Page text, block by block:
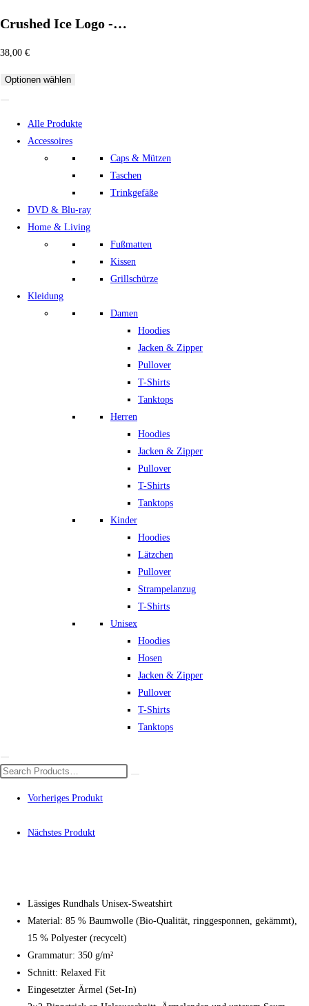
Crushed Ice Logo -…
38,00 €
Optionen wählen
Alle Produkte
Accessoires
Caps & Mützen
Taschen
Trinkgefäße
DVD & Blu-ray
Home & Living
Fußmatten
Kissen
Grillschürze
Kleidung
Damen
Hoodies
Jacken & Zipper
Pullover
T-Shirts
Tanktops
Herren
Hoodies
Jacken & Zipper
Pullover
T-Shirts
Tanktops
Kinder
Hoodies
Lätzchen
Pullover
Strampelanzug
T-Shirts
Unisex
Hoodies
Hosen
Jacken & Zipper
Pullover
T-Shirts
Tanktops
Vorheriges Produkt
Nächstes Produkt
Lässiges Rundhals Unisex-Sweatshirt
Material: 85 % Baumwolle (Bio-Qualität, ringgesponnen, gekämmt),
15 % Polyester (recycelt)
Grammatur: 350 g/m²
Schnitt: Relaxed Fit
Eingesetzter Ärmel (Set-In)